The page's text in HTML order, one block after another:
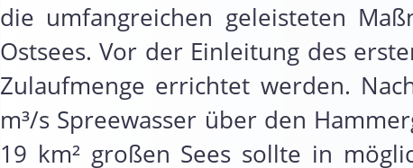
die umfangreichen geleisteten
Ostsees. Vor der Einleitung des
Zulaufmenge errichtet werden.
m³/s Spreewasser über den
19 km² großen Sees sollte in